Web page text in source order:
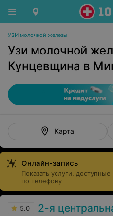
УЗИ молочной железы
Узи молочной
Кунцевщина в
Карта
Онлайн-запись
Показать услуги,
по телефону
5.0 2-я центральная районная